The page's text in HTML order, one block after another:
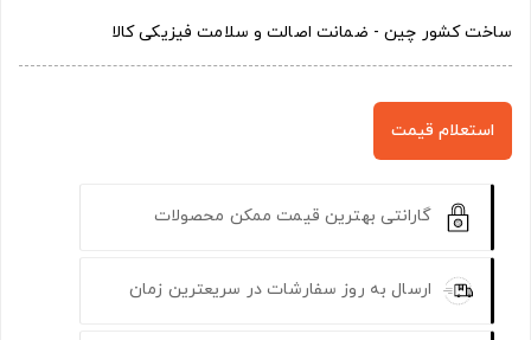
ساخت کشور چین - ضمانت اصالت و سلامت فیزیکی کالا
استعلام قیمت
گارانتی بهترین قیمت ممکن محصولات
ارسال به روز سفارشات در سریعترین زمان